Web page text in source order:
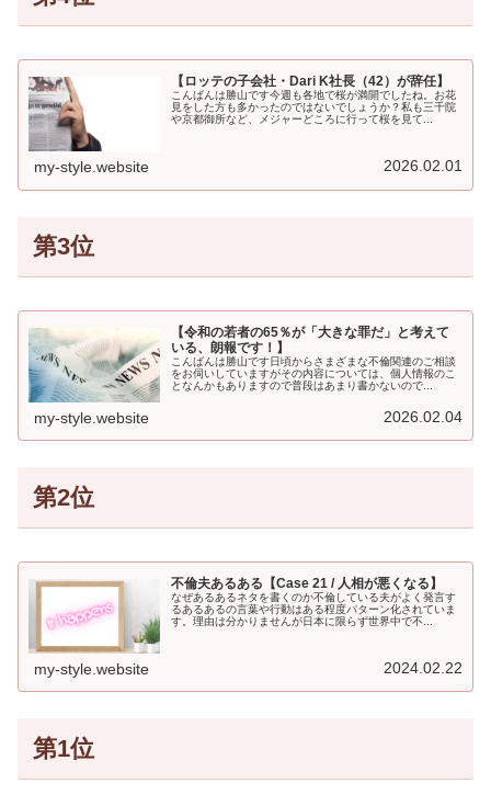
【ロッテの子会社・Dari K社長（42）が辞任】
こんばんは勝山です今週も各地で桜が満開でしたね。お花
見をした方も多かったのではないでしょうか？私も三千院
や京都御所など、メジャーどころに行って桜を見て...
my-style.website 2026.02.01
第3位
【令和の若者の65％が「大きな罪だ」と考えて
いる、朗報です！】
こんばんは勝山です日頃からさまざまな不倫関連のご相談
をお伺いしていますがその内容については、個人情報のこ
となんかもありますので普段はあまり書かないので...
my-style.website 2026.02.04
第2位
不倫夫あるある【Case 21 / 人相が悪くなる】
なぜあるあるネタを書くのか不倫している夫がよく発言す
るあるあるの言葉や行動はある程度パターン化されていま
す。理由は分かりませんが日本に限らず世界中で不...
my-style.website 2024.02.22
第1位